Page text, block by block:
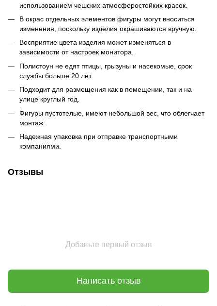
использованием чешских атмосферостойких красок.
В окрас отдельных элементов фигуры могут вноситься
изменения, поскольку изделия окрашиваются вручную.
Восприятие цвета изделия может изменяться в
зависимости от настроек монитора.
Полистоун не едят птицы, грызуны и насекомые, срок
службы больше 20 лет.
Подходит для размещения как в помещении, так и на
улице круглый год.
Фигуры пустотелые, имеют небольшой вес, что облегчает
монтаж.
Надежная упаковка при отправке транспортными
компаниями.
Отзывы
Добавьте первый отзыв
Написать отзыв